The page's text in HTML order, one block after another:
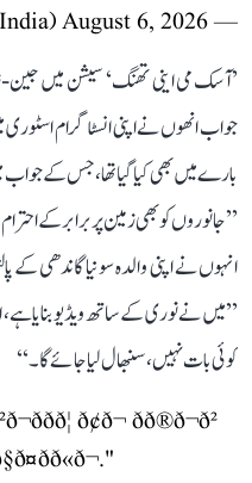
— Congress (@INCIndia)
August 6, 2026
’آسک می اینی تھنگ‘ سیشن میں
جواب انھوں نے اپنی انسٹاگرام
بارے میں بھی کیا گیا تھا، جس کے
’’جانوروں کو بھی زمین پر برابر کے
انہوں نے اپنی والدہ سونیا گاندھی کے
’’میں نے نوری کے ساتھ ویڈیو بنایا
کوئی بات نہیں، سنبھال لیا جائے گا۔‘‘
ð¢ð¬ ðð®ð¬ð²